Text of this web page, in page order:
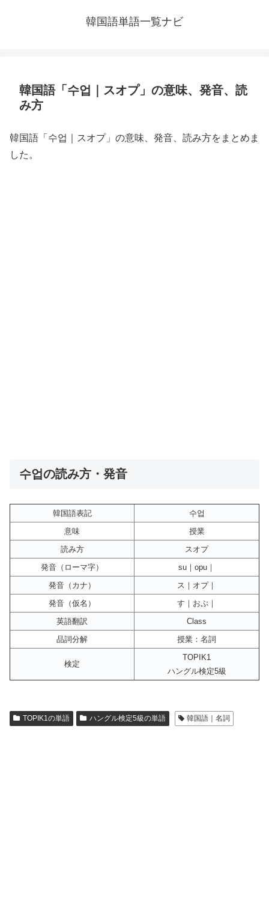
韓国語単語一覧ナビ
韓国語「수업｜スオプ」の意味、発音、読
み方
韓国語「수업｜スオプ」の意味、発音、読み方をまとめま
した。
수업の読み方・発音
韓国語表記
수업
意味
授業
読み方
スオプ
発音（ローマ字）
su｜opu｜
発音（カナ）
ス｜オプ｜
発音（仮名）
す｜おぷ｜
英語翻訳
Class
品詞分解
授業：名詞
検定
TOPIK1
ハングル検定5級
TOPIK1の単語 ハングル検定5級の単語 韓国語｜名詞